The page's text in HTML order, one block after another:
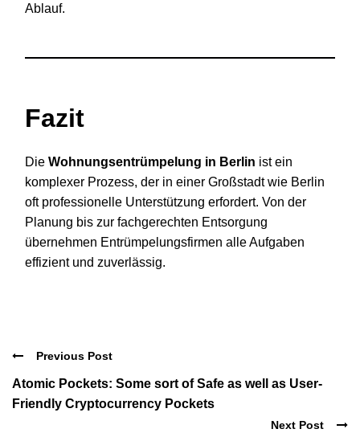
Ablauf.
Fazit
Die Wohnungsentrümpelung in Berlin ist ein
komplexer Prozess, der in einer Großstadt wie Berlin
oft professionelle Unterstützung erfordert. Von der
Planung bis zur fachgerechten Entsorgung
übernehmen Entrümpelungsfirmen alle Aufgaben
effizient und zuverlässig.
Previous Post
Atomic Pockets: Some sort of Safe as well as User-
Friendly Cryptocurrency Pockets
Next Post